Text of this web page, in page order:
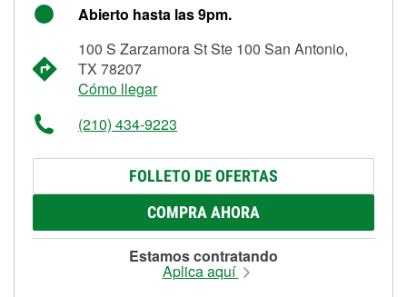
Abierto hasta las 9pm.
100 S Zarzamora St Ste 100 San Antonio,
TX 78207
Cómo llegar
(210) 434-9223
FOLLETO DE OFERTAS
COMPRA AHORA
Estamos contratando
Aplica aquí